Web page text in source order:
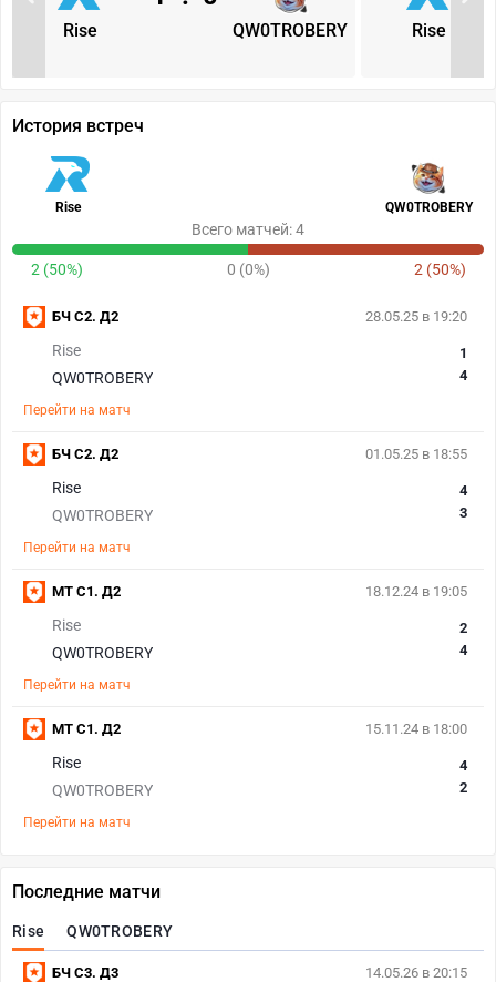
Rise QW0TROBERY Rise
История встреч
Rise QW0TROBERY
Всего матчей: 4
2 (50%) 0 (0%) 2 (50%)
28.05.25 в 19:20
Rise
QW0TROBERY
1
4
Перейти на матч
БЧ С2. Д2
01.05.25 в 18:55
Rise
QW0TROBERY
4
3
Перейти на матч
БЧ С2. Д2
18.12.24 в 19:05
Rise
QW0TROBERY
2
4
Перейти на матч
МТ С1. Д2
15.11.24 в 18:00
Rise
QW0TROBERY
4
2
Перейти на матч
МТ С1. Д2
Последние матчи
Rise QW0TROBERY
14.05.26 в 20:15
БЧ С3. Д3